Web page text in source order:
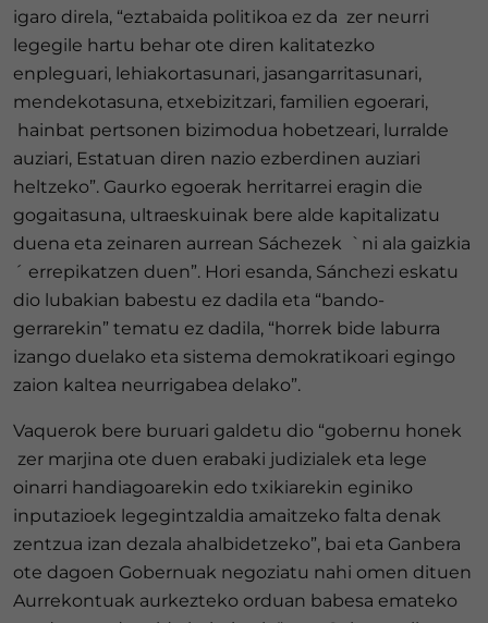
igaro direla, “eztabaida politikoa ez da zer neurri
legegile hartu behar ote diren kalitatezko
enpleguari, lehiakortasunari, jasangarritasunari,
mendekotasuna, etxebizitzari, familien egoerari,
hainbat pertsonen bizimodua hobetzeari, lurralde
auziari, Estatuan diren nazio ezberdinen auziari
heltzeko”. Gaurko egoerak herritarrei eragin die
gogaitasuna, ultraeskuinak bere alde kapitalizatu
duena eta zeinaren aurrean Sáchezek `ni ala gaizkia
´ errepikatzen duen”. Hori esanda, Sánchezi eskatu
dio lubakian babestu ez dadila eta “bando-
gerrarekin” tematu ez dadila, “horrek bide laburra
izango duelako eta sistema demokratikoari egingo
zaion kaltea neurrigabea delako”.
Vaquerok bere buruari galdetu dio “gobernu honek
zer marjina ote duen erabaki judizialek eta lege
oinarri handiagoarekin edo txikiarekin eginiko
inputazioek legegintzaldia amaitzeko falta denak
zentzua izan dezala ahalbidetzeko”, bai eta Ganbera
ote dagoen Gobernuak negoziatu nahi omen dituen
Aurrekontuak aurkezteko orduan babesa emateko